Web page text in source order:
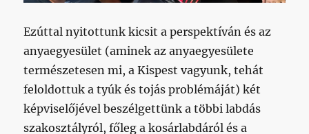
Ezúttal nyitottunk kicsit a perspektíván és az
anyaegyesület (aminek az anyaegyesülete
természetesen mi, a Kispest vagyunk, tehát
feloldottuk a tyúk és tojás problémáját) két
képviselőjével beszélgettünk a többi labdás
szakosztályról, főleg a kosárlabdáról és a